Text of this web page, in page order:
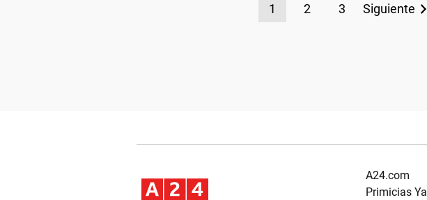
1 2 3 Siguiente
A24.com
Primicias Ya